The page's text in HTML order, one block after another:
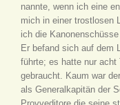
nannte, wenn ich eine
mich in einer trostlosen
ich die
Er befand sich auf dem
führte; es hatte nur acht
gebraucht. Kaum war
als Generalkapitän der